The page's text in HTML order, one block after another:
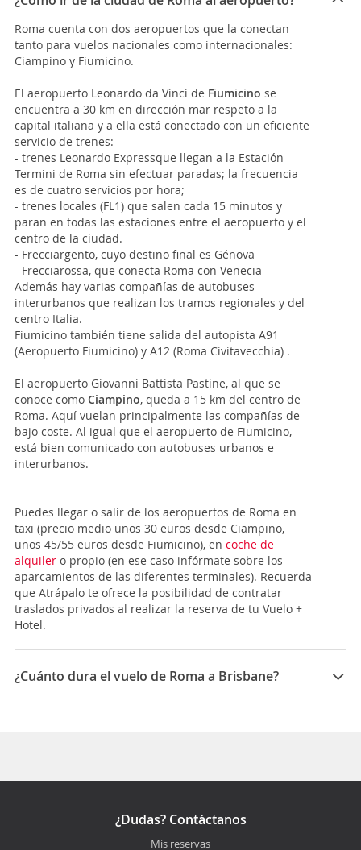
Roma cuenta con dos aeropuertos que la conectan
tanto para vuelos nacionales como internacionales:
Ciampino y Fiumicino.
El aeropuerto Leonardo da Vinci de Fiumicino se
encuentra a 30 km en dirección mar respeto a la
capital italiana y a ella está conectado con un eficiente
servicio de trenes:
- trenes Leonardo Expressque llegan a la Estación
Termini de Roma sin efectuar paradas; la frecuencia
es de cuatro servicios por hora;
- trenes locales (FL1) que salen cada 15 minutos y
paran en todas las estaciones entre el aeropuerto y el
centro de la ciudad.
- Frecciargento, cuyo destino final es Génova
- Frecciarossa, que conecta Roma con Venecia
Además hay varias compañías de autobuses
interurbanos que realizan los tramos regionales y del
centro Italia.
Fiumicino también tiene salida del autopista A91
(Aeropuerto Fiumicino) y A12 (Roma Civitavecchia) .
El aeropuerto Giovanni Battista Pastine, al que se
conoce como Ciampino, queda a 15 km del centro de
Roma. Aquí vuelan principalmente las compañías de
bajo coste. Al igual que el aeropuerto de Fiumicino,
está bien comunicado con autobuses urbanos e
interurbanos.
Puedes llegar o salir de los aeropuertos de Roma en
taxi (precio medio unos 30 euros desde Ciampino,
unos 45/55 euros desde Fiumicino), en coche de
alquiler o propio (en ese caso infórmate sobre los
aparcamientos de las diferentes terminales). Recuerda
que Atrápalo te ofrece la posibilidad de contratar
traslados privados al realizar la reserva de tu Vuelo +
Hotel.
¿Cuánto dura el vuelo de Roma a Brisbane?
¿Dudas? Contáctanos
Mis reservas